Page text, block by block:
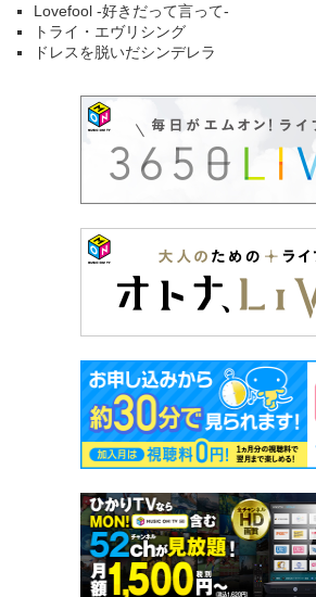
Lovefool -好きだって言って-
トライ・エヴリシング
ドレスを脱いだシンデレラ